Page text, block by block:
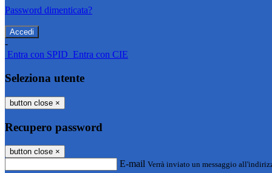
Password dimenticata?
-
Entra con SPID Entra con CIE
Seleziona utente
button close ×
Recupero password
button close ×
E-mail Verrà inviato un messaggio